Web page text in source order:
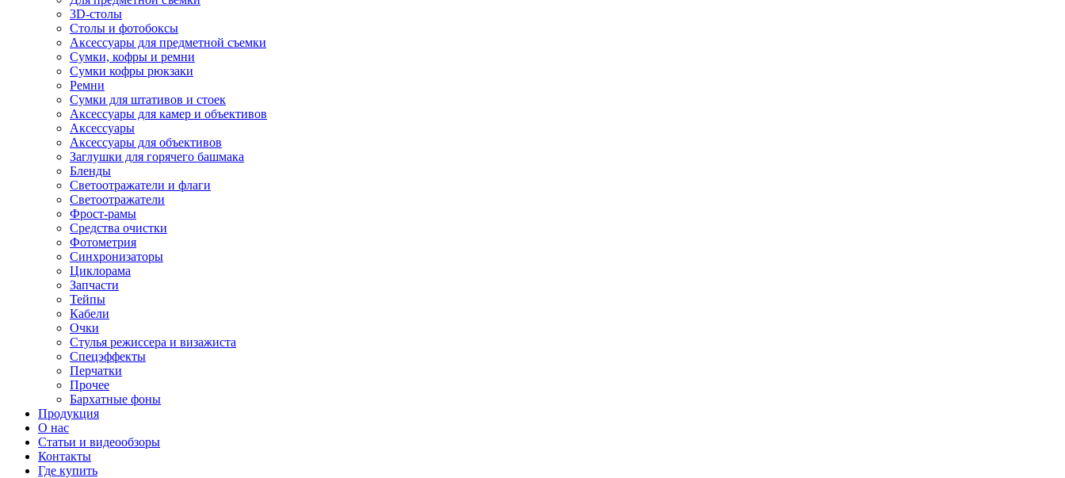
3D-столы
Столы и фотобоксы
Аксессуары для предметной съемки
Сумки, кофры и ремни
Сумки кофры рюкзаки
Ремни
Сумки для штативов и стоек
Аксессуары для камер и объективов
Аксессуары
Аксессуары для объективов
Заглушки для горячего башмака
Бленды
Светоотражатели и флаги
Светоотражатели
Фрост-рамы
Средства очистки
Фотометрия
Синхронизаторы
Циклорама
Запчасти
Тейпы
Кабели
Очки
Стулья режиссера и визажиста
Спецэффекты
Перчатки
Прочее
Бархатные фоны
Продукция
О нас
Статьи и видеообзоры
Контакты
Где купить